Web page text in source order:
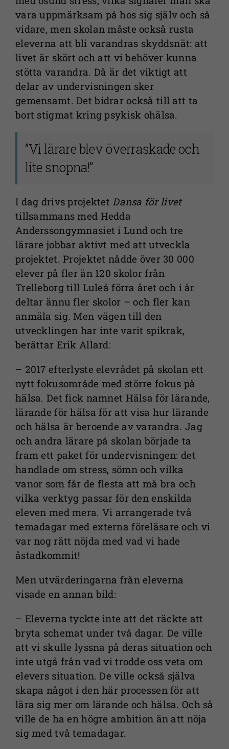
vara uppmärksam på hos sig själv och så
vidare, men skolan måste också rusta
eleverna att bli varandras skyddsnät: att
livet är skört och att vi behöver kunna
stötta varandra. Då är det viktigt att
delar av undervisningen sker
gemensamt. Det bidrar också till att ta
bort stigmat kring psykisk ohälsa.
”Vi lärare blev överraskade och
lite snopna!”
I dag drivs projektet Dansa för livet
tillsammans med Hedda
Anderssongymnasiet i Lund och tre
lärare jobbar aktivt med att utveckla
projektet. Projektet nådde över 30 000
elever på fler än 120 skolor från
Trelleborg till Luleå förra året och i år
deltar ännu fler skolor – och fler kan
anmäla sig. Men vägen till den
utvecklingen har inte varit spikrak,
berättar Erik Allard:
– 2017 efterlyste elevrådet på skolan ett
nytt fokusområde med större fokus på
hälsa. Det fick namnet Hälsa för lärande,
lärande för hälsa för att visa hur lärande
och hälsa är beroende av varandra. Jag
och andra lärare på skolan började ta
fram ett paket för undervisningen: det
handlade om stress, sömn och vilka
vanor som får de flesta att må bra och
vilka verktyg passar för den enskilda
eleven med mera. Vi arrangerade två
temadagar med externa föreläsare och vi
var nog rätt nöjda med vad vi hade
åstadkommit!
Men utvärderingarna från eleverna
visade en annan bild:
– Eleverna tyckte inte att det räckte att
bryta schemat under två dagar. De ville
att vi skulle lyssna på deras situation och
inte utgå från vad vi trodde oss veta om
elevers situation. De ville också själva
skapa något i den här processen för att
lära sig mer om lärande och hälsa. Och så
ville de ha en högre ambition än att nöja
sig med två temadagar.